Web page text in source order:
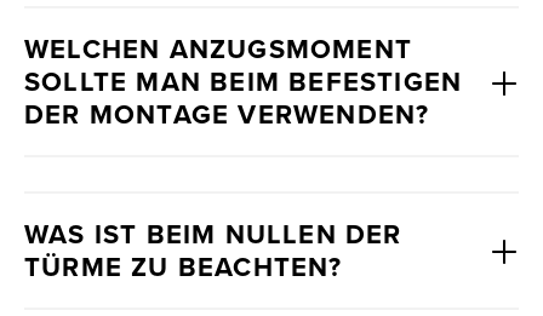
WELCHEN ANZUGSMOMENT
SOLLTE MAN BEIM BEFESTIGEN
DER MONTAGE VERWENDEN?
WAS IST BEIM NULLEN DER
TÜRME ZU BEACHTEN?